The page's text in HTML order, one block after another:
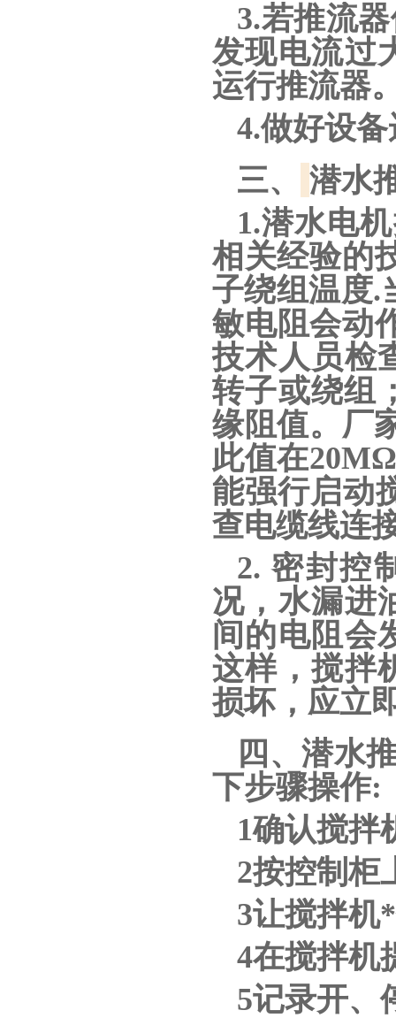
3.若推流
发现电流过
运行推流器
4.做好设
三、
潜水
1.潜水电
相关经验的
子绕组温度.
敏电阻会动
技术人员检
转子或绕组
缘阻值。厂
此值在
能强行启动
查电缆线连
2. 密封控
况，水漏进
间的电阻会
这样，搅拌
损坏，应立
四、潜水
下步骤操作
1确认搅
2按控制柜
3让搅拌机
4在搅拌机
5记录开、